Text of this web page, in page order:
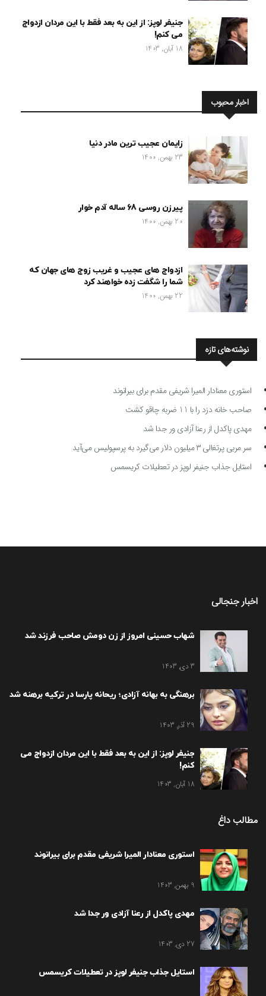
جنیفر لوپز: از این به بعد فقط با این مردان ازدواج
می کنم!
18 آبان, 1403
اخبار محبوب
زایمان عجیب ترین مادر دنیا
23 بهمن, 1400
پیرزن روسی 68 ساله آدم خوار
20 بهمن, 1400
ازدواج های عجیب و غریب زوج های جهان که
شما را شگفت زده خواهند کرد
22 بهمن, 1400
نوشته‌های تازه
استوری معنادار المیرا شریفی مقدم برای بیرانوند
صاحب خانه دزد را با 11 ضربه چاقو کشت
مهدی پاکدل از رعنا آزادی ور جدا شد
سر مربی پرتغالی ۳ میلیون دلار می‌گیرد به پرسپولیس می‌آید
استایل جذاب جنیفر لوپز در تعطیلات کریسمس
اخبار جنجالی
شهاب حسینی امروز از زن دومش صاحب فرزند شد
3 دی, 1403
برهنگی به بهانه آزادی؛ ریحانه پارسا در ترکیه برهنه شد
29 آذر, 1403
جنیفر لوپز: از این به بعد فقط با این مردان ازدواج می
کنم!
18 آبان, 1403
مطالب داغ
استوری معنادار المیرا شریفی مقدم برای بیرانوند
9 بهمن, 1403
مهدی پاکدل از رعنا آزادی ور جدا شد
27 دی, 1403
استایل جذاب جنیفر لوپز در تعطیلات کریسمس